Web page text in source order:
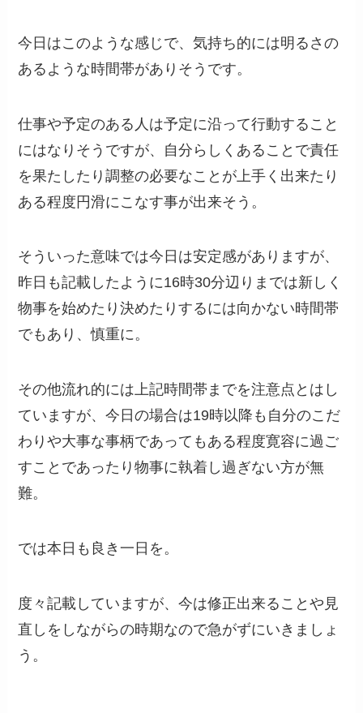
今日はこのような感じで、気持ち的には明るさの
あるような時間帯がありそうです。
仕事や予定のある人は予定に沿って行動すること
にはなりそうですが、自分らしくあることで責任
を果たしたり調整の必要なことが上手く出来たり
ある程度円滑にこなす事が出来そう。
そういった意味では今日は安定感がありますが、
昨日も記載したように16時30分辺りまでは新しく
物事を始めたり決めたりするには向かない時間帯
でもあり、慎重に。
その他流れ的には上記時間帯までを注意点とはし
ていますが、今日の場合は19時以降も自分のこだ
わりや大事な事柄であってもある程度寛容に過ご
すことであったり物事に執着し過ぎない方が無
難。
では本日も良き一日を。
度々記載していますが、今は修正出来ることや見
直しをしながらの時期なので急がずにいきましょ
う。